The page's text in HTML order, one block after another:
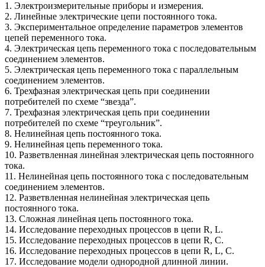
1. Электроизмерительные приборы и измерения.
2. Линейные электрические цепи постоянного тока.
3. Экспериментальное определение параметров элементов
цепей переменного тока.
4. Электрическая цепь переменного тока с последовательным
соединением элементов.
5. Электрическая цепь переменного тока с параллельным
соединением элементов.
6. Трехфазная электрическая цепь при соединении
потребителей по схеме “звезда”.
7. Трехфазная электрическая цепь при соединении
потребителей по схеме “треугольник”.
8. Нелинейная цепь постоянного тока.
9. Нелинейная цепь переменного тока.
10. Разветвленная линейная электрическая цепь постоянного
тока.
11. Нелинейная цепь постоянного тока с последовательным
соединением элементов.
12. Разветвленная нелинейная электрическая цепь
постоянного тока.
13. Сложная линейная цепь постоянного тока.
14. Исследование переходных процессов в цепи R, L.
15. Исследование переходных процессов в цепи R, C.
16. Исследование переходных процессов в цепи R, L, C.
17. Исследование модели однородной длинной линии.